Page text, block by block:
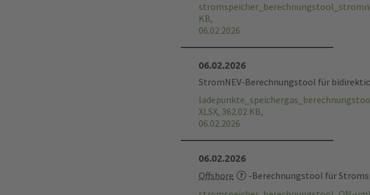
KB,
06.02.2026
06.02.2026
StromNEV-Berechnungstool für
XLSX, 362.02 KB,
06.02.2026
06.02.2026
Offshore
-Berechnungstool für